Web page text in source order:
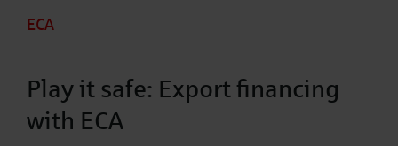
ECA
Play it safe: Export financing
with ECA